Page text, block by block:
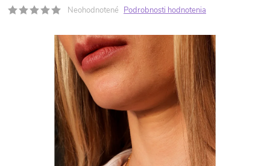
Neohodnotené Podrobnosti hodnotenia